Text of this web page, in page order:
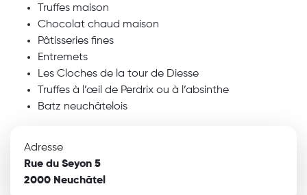
Truffes maison
Chocolat chaud maison
Pâtisseries fines
Entremets
Les Cloches de la tour de Diesse
Truffes à l’œil de Perdrix ou à l’absinthe
Batz neuchâtelois
Adresse
Rue du Seyon 5
2000 Neuchâtel